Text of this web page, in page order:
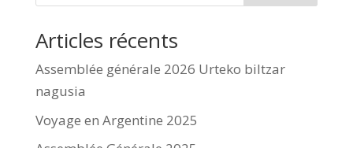
Articles récents
Assemblée générale 2026 Urteko biltzar
nagusia
Voyage en Argentine 2025